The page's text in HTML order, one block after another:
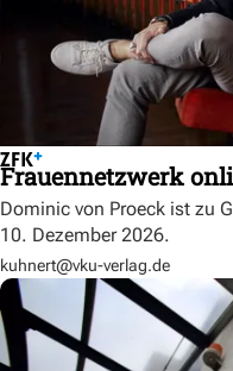
Frauennetzwerk
Dominic von Proeck ist zu
10. Dezember 2026.
kuhnert@vku-verlag.de